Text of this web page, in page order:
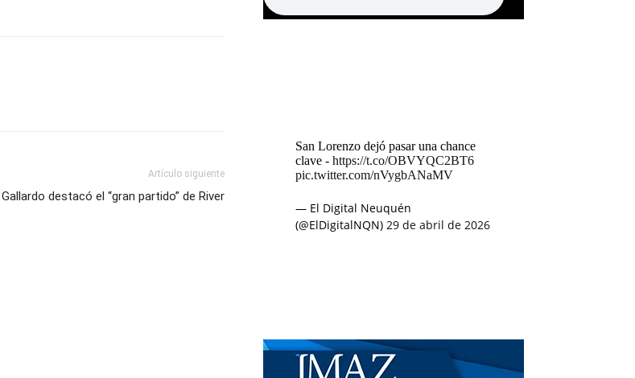
Artículo siguiente
Gallardo destacó el “gran partido” de River
San Lorenzo dejó pasar una chance
clave - https://t.co/OBVYQC2BT6
pic.twitter.com/nVygbANaMV
— El Digital Neuquén
(@ElDigitalNQN) 29 de abril de 2026